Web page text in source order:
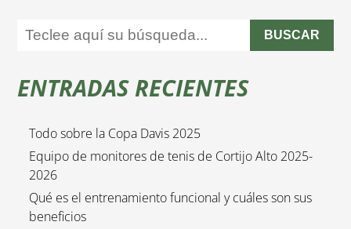
BUSCAR
ENTRADAS RECIENTES
Todo sobre la Copa Davis 2025
Equipo de monitores de tenis de Cortijo Alto 2025-
2026
Qué es el entrenamiento funcional y cuáles son sus
beneficios